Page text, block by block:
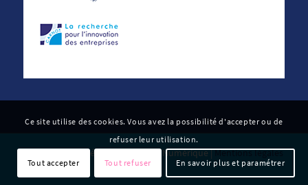
© 2022 Carnot Télécom & Société Numérique |Mentions légales
Ce site utilise des cookies. Vous avez la possibilité d'accepter ou de
refuser leur utilisation.
Tout accepter Tout refuser En savoir plus et paramétrer